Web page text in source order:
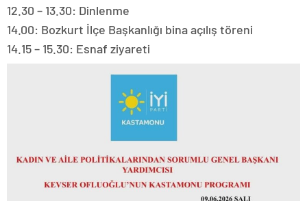
12.30 – 13.30: Dinlenme
14.00: Bozkurt İlçe Başkanlığı bina açılış töreni
14.15 – 15.30: Esnaf ziyareti